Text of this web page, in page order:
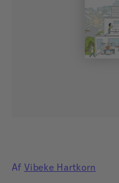
Af Vibeke Hartkorn